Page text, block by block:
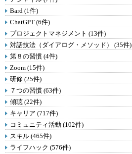
Bard (1件)
ChatGPT (6件)
プロジェクトマネジメント (13件)
対話技法（ダイアログ・メソッド） (35件)
第８の習慣 (4件)
Zoom (15件)
研修 (25件)
７つの習慣 (63件)
傾聴 (22件)
キャリア (717件)
コミュニティ活動 (102件)
スキル (465件)
ライフハック (576件)